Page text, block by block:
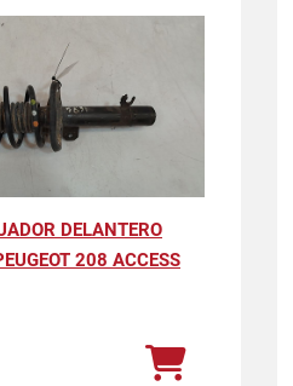
DELANTERO
208 ACCESS